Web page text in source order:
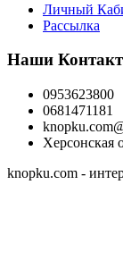
Личный
Рассылка
Наши
0953623800
0681471181
Херсонская
knopku.com -